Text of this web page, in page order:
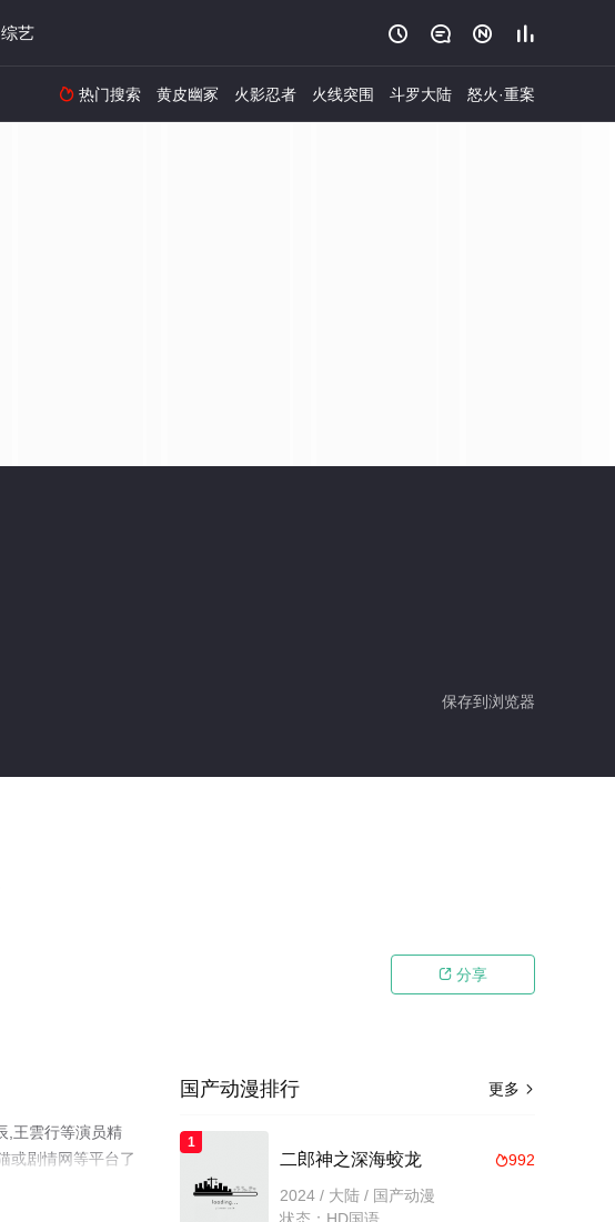
综艺    
 热门搜索 黄皮幽冢 火影忍者 火线突围 斗罗大陆 怒火·重案
保存到浏览器
 分享
,王雲行等演员精
或剧情网等平台了
更多 
国产动漫排行
1
992
二郎神之深海蛟龙
2024 / 大陆 / 国产动漫